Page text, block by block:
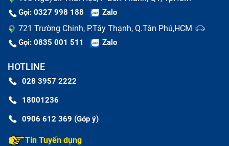
Gọi: 0327 998 188 Zalo
721 Trường Chinh, P.Tây Thạnh, Q.Tân Phú,HCM
Gọi: 0835 001 511 Zalo
HOTLINE
028 3957 2222
18001236
0906 612 369 (Góp ý)
Tin Tuyển dụng